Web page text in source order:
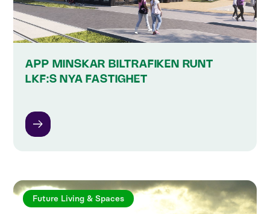
APP MINSKAR BILTRAFIKEN RUNT
LKF:S NYA FASTIGHET
Future Living & Spaces